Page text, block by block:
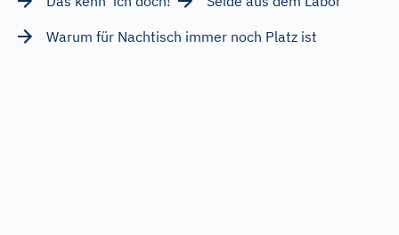
Warum für Nachtisch immer noch Platz ist